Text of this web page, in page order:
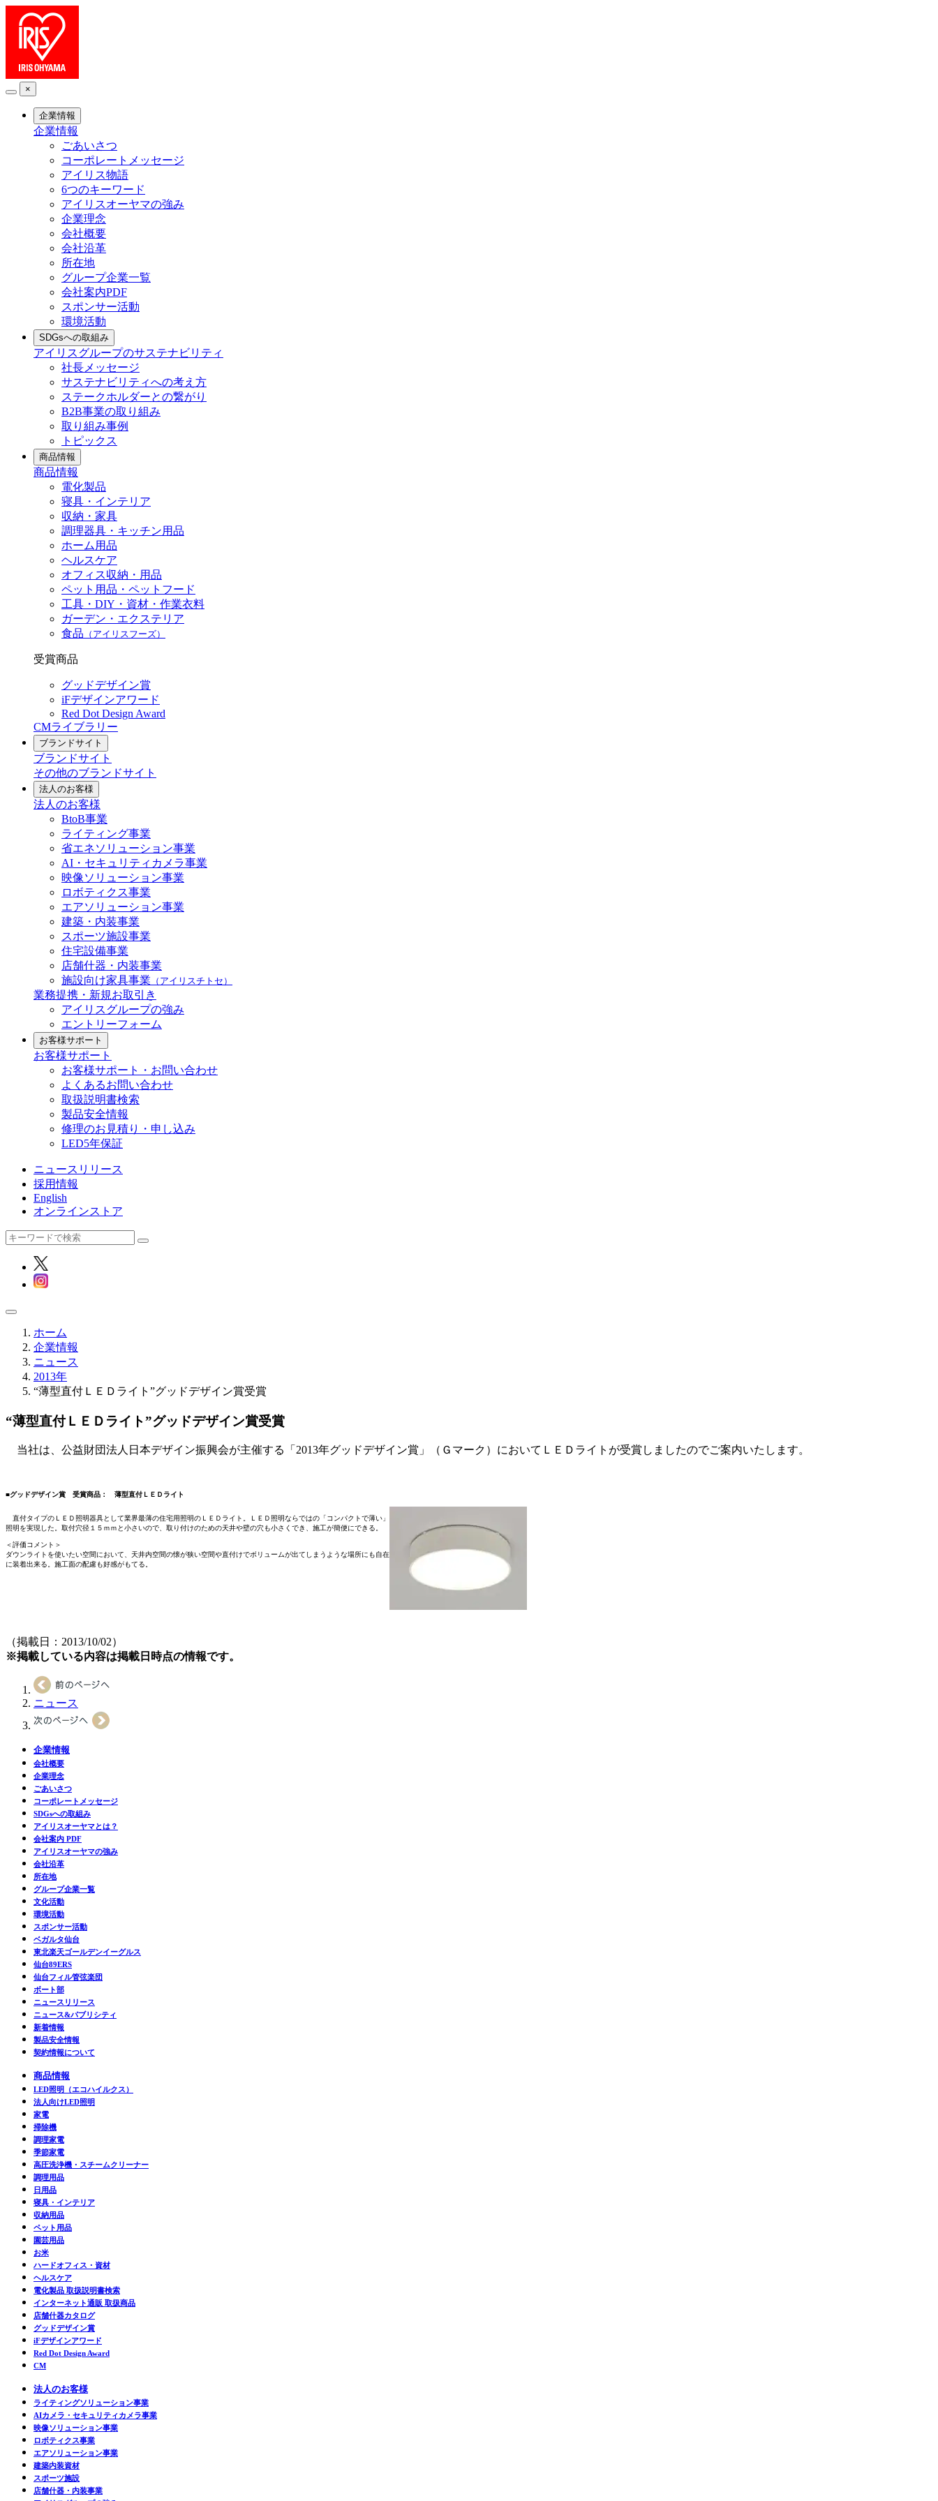
×
企業情報
企業情報
ごあいさつ
コーポレートメッセージ
アイリス物語
6つのキーワード
アイリスオーヤマの強み
企業理念
会社概要
会社沿革
所在地
グループ企業一覧
会社案内PDF
スポンサー活動
環境活動
SDGsへの取組み
アイリスグループのサステナビリティ
社長メッセージ
サステナビリティへの考え方
ステークホルダーとの繋がり
B2B事業の取り組み
取り組み事例
トピックス
商品情報
商品情報
電化製品
寝具・インテリア
収納・家具
調理器具・キッチン用品
ホーム用品
ヘルスケア
オフィス収納・用品
ペット用品・ペットフード
工具・DIY・資材・作業衣料
ガーデン・エクステリア
食品 （アイリスフーズ）
受賞商品
グッドデザイン賞
iFデザインアワード
Red Dot Design Award
CMライブラリー
ブランドサイト
ブランドサイト
その他のブランドサイト
法人のお客様
法人のお客様
BtoB事業
ライティング事業
省エネソリューション事業
AI・セキュリティカメラ事業
映像ソリューション事業
ロボティクス事業
エアソリューション事業
建築・内装事業
スポーツ施設事業
住宅設備事業
店舗什器・内装事業
施設向け家具事業 （アイリスチトセ）
業務提携・新規お取引き
アイリスグループの強み
エントリーフォーム
お客様サポート
お客様サポート
お客様サポート・お問い合わせ
よくあるお問い合わせ
取扱説明書検索
製品安全情報
修理のお見積り・申し込み
LED5年保証
ニュースリリース
採用情報
English
オンラインストア
ホーム
企業情報
ニュース
2013年
“薄型直付ＬＥＤライト”グッドデザイン賞受賞
“薄型直付ＬＥＤライト”グッドデザイン賞受賞
当社は、公益財団法人日本デザイン振興会が主催する「2013年グッドデザイン賞」（Ｇマーク）においてＬＥＤライトが受賞しましたのでご案内いたします。
■グッドデザイン賞 受賞商品： 薄型直付ＬＥＤライト
直付タイプのＬＥＤ照明器具として業界最薄の住宅用照明のＬＥＤライト。ＬＥＤ照明ならではの「コンパクトで薄い」
照明を実現した。取付穴径１５ｍｍと小さいので、取り付けのための天井や壁の穴も小さくでき、施工が簡便にできる。
＜評価コメント＞
ダウンライトを使いたい空間において、天井内空間の懐が狭い空間や直付けでボリュームが出てしまうような場所にも自在
に装着出来る。施工面の配慮も好感がもてる。
（掲載日：2013/10/02）
※掲載している内容は掲載日時点の情報です。
ニュース
企業情報
会社概要
企業理念
ごあいさつ
コーポレートメッセージ
SDGsへの取組み
アイリスオーヤマとは？
会社案内 PDF
アイリスオーヤマの強み
会社沿革
所在地
グループ企業一覧
文化活動
環境活動
スポンサー活動
ベガルタ仙台
東北楽天ゴールデンイーグルス
仙台89ERS
仙台フィル管弦楽団
ボート部
ニュースリリース
ニュース&パブリシティ
新着情報
製品安全情報
契約情報について
商品情報
LED照明（エコハイルクス）
法人向けLED照明
家電
掃除機
調理家電
季節家電
高圧洗浄機・スチームクリーナー
調理用品
日用品
寝具・インテリア
収納用品
ペット用品
園芸用品
お米
ハードオフィス・資材
ヘルスケア
電化製品 取扱説明書検索
インターネット通販 取扱商品
店舗什器カタログ
グッドデザイン賞
iFデザインアワード
Red Dot Design Award
CM
法人のお客様
ライティングソリューション事業
AIカメラ・セキュリティカメラ事業
映像ソリューション事業
ロボティクス事業
エアソリューション事業
建築内装資材
スポーツ施設
店舗什器・内装事業